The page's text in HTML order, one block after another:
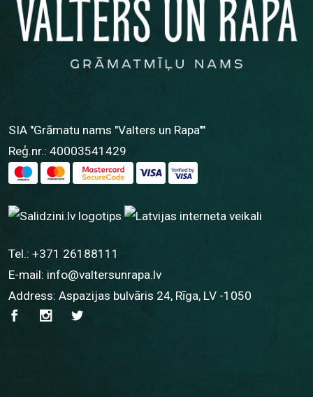
SIA "Grāmatu nams "Valters un Rapa""
Reģ.nr.: 40003541429
Tel.: +371 26188111
E-mail: info@valtersunrapa.lv
Address: Aspazijas bulvāris 24, Rīga, LV -1050